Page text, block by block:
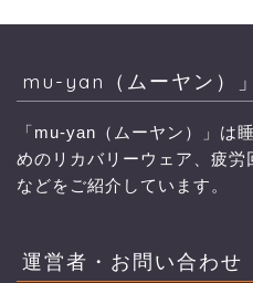
mu-yan（ムーヤン）
「mu-yan（ムーヤン）」は
めのリカバリーウェア、疲
などをご紹介しています。
運営者・お問い合わせ